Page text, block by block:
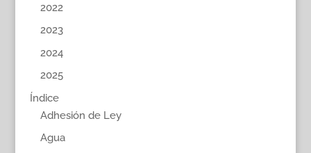
2022
2023
2024
2025
Índice
Adhesión de Ley
Agua